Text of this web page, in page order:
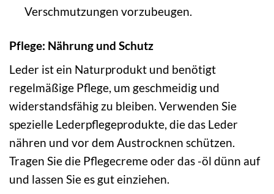
Verschmutzungen vorzubeugen.
Pflege: Nährung und Schutz
Leder ist ein Naturprodukt und benötigt
regelmäßige Pflege, um geschmeidig und
widerstandsfähig zu bleiben. Verwenden Sie
spezielle Lederpflegeprodukte, die das Leder
nähren und vor dem Austrocknen schützen.
Tragen Sie die Pflegecreme oder das -öl dünn auf
und lassen Sie es gut einziehen.